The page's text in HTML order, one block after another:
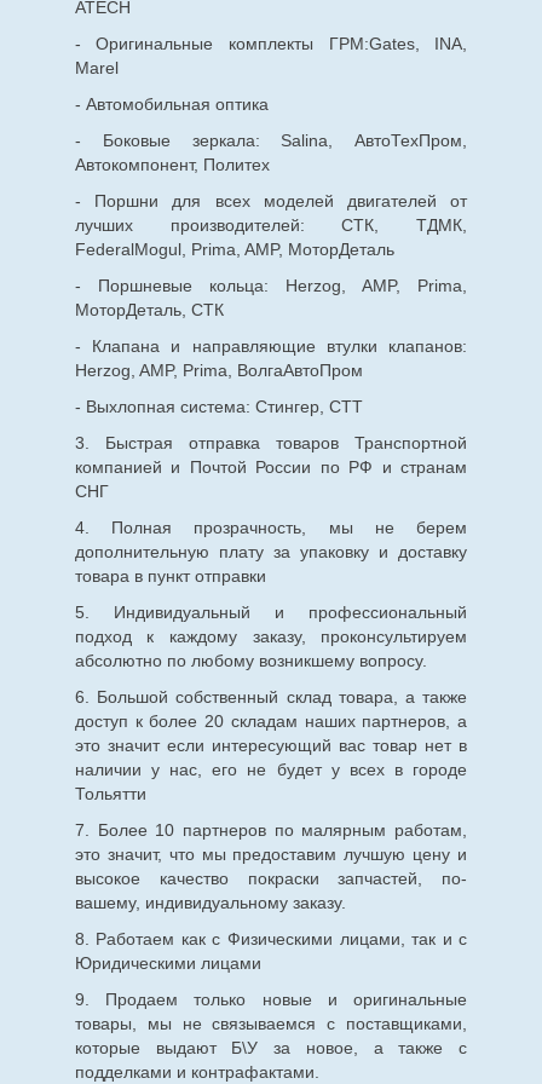
ATECH
- Оригинальные комплекты ГРМ:Gates, INA,
Marel
- Автомобильная оптика
- Боковые зеркала: Salina, АвтоТехПром,
Автокомпонент, Политех
- Поршни для всех моделей двигателей от
лучших производителей: СТК, ТДМК,
FederalMogul, Prima, AMP, МоторДеталь
- Поршневые кольца: Herzog, AMP, Prima,
МоторДеталь, СТК
- Клапана и направляющие втулки клапанов:
Herzog, AMP, Prima, ВолгаАвтоПром
- Выхлопная система: Стингер, СТТ
3. Быстрая отправка товаров Транспортной
компанией и Почтой России по РФ и странам
СНГ
4. Полная прозрачность, мы не берем
дополнительную плату за упаковку и доставку
товара в пункт отправки
5. Индивидуальный и профессиональный
подход к каждому заказу, проконсультируем
абсолютно по любому возникшему вопросу.
6. Большой собственный склад товара, а также
доступ к более 20 складам наших партнеров, а
это значит если интересующий вас товар нет в
наличии у нас, его не будет у всех в городе
Тольятти
7. Более 10 партнеров по малярным работам,
это значит, что мы предоставим лучшую цену и
высокое качество покраски запчастей, по-
вашему, индивидуальному заказу.
8. Работаем как с Физическими лицами, так и с
Юридическими лицами
9. Продаем только новые и оригинальные
товары, мы не связываемся с поставщиками,
которые выдают Б\У за новое, а также с
подделками и контрафактами.